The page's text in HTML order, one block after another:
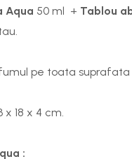
Aqua 50 ml + Tablou
pe toata
x 18 x 4 cm.
: